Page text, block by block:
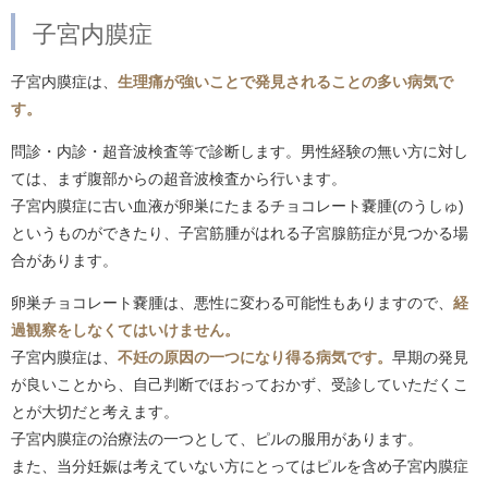
子宮内膜症
子宮内膜症は、 生理痛が強いことで発見されることの多い病気で
す。
問診・内診・超音波検査等で診断します。男性経験の無い方に対し
ては、まず腹部からの超音波検査から行います。
子宮内膜症に古い血液が卵巣にたまるチョコレート嚢腫(のうしゅ)
というものができたり、子宮筋腫がはれる子宮腺筋症が見つかる場
合があります。
卵巣チョコレート嚢腫は、悪性に変わる可能性もありますので、 経
過観察をしなくてはいけません。
子宮内膜症は、 不妊の原因の一つになり得る病気です。 早期の発見
が良いことから、自己判断でほおっておかず、受診していただくこ
とが大切だと考えます。
子宮内膜症の治療法の一つとして、ピルの服用があります。
また、当分妊娠は考えていない方にとってはピルを含め子宮内膜症